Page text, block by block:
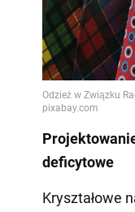
deficytowe
Kryształowe